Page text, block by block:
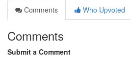
Comments
Who Upvoted
Comments
Submit a Comment